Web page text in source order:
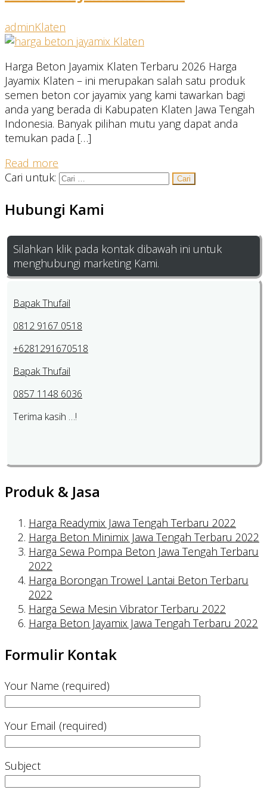
adminKlaten
Harga Beton Jayamix Klaten Terbaru 2026 Harga
Jayamix Klaten – ini merupakan salah satu produk
semen beton cor jayamix yang kami tawarkan bagi
anda yang berada di Kabupaten Klaten Jawa Tengah
Indonesia. Banyak pilihan mutu yang dapat anda
temukan pada […]
Read more
Cari untuk:
Hubungi Kami
Silahkan klik pada kontak dibawah ini untuk
menghubungi marketing Kami.
Bapak Thufail
0812 9167 0518
+6281291670518
Bapak Thufail
0857 1148 6036
Terima kasih …!
Produk & Jasa
Harga Readymix Jawa Tengah Terbaru 2022
Harga Beton Minimix Jawa Tengah Terbaru 2022
Harga Sewa Pompa Beton Jawa Tengah Terbaru
2022
Harga Borongan Trowel Lantai Beton Terbaru
2022
Harga Sewa Mesin Vibrator Terbaru 2022
Harga Beton Jayamix Jawa Tengah Terbaru 2022
Formulir Kontak
Your Name (required)
Your Email (required)
Subject